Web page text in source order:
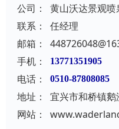
公司：
黄山沃达景观
联系：
任经理
邮箱：
手机：
13771351905
电话： 0510-87808085
地址：
宜兴市和桥镇
网站：